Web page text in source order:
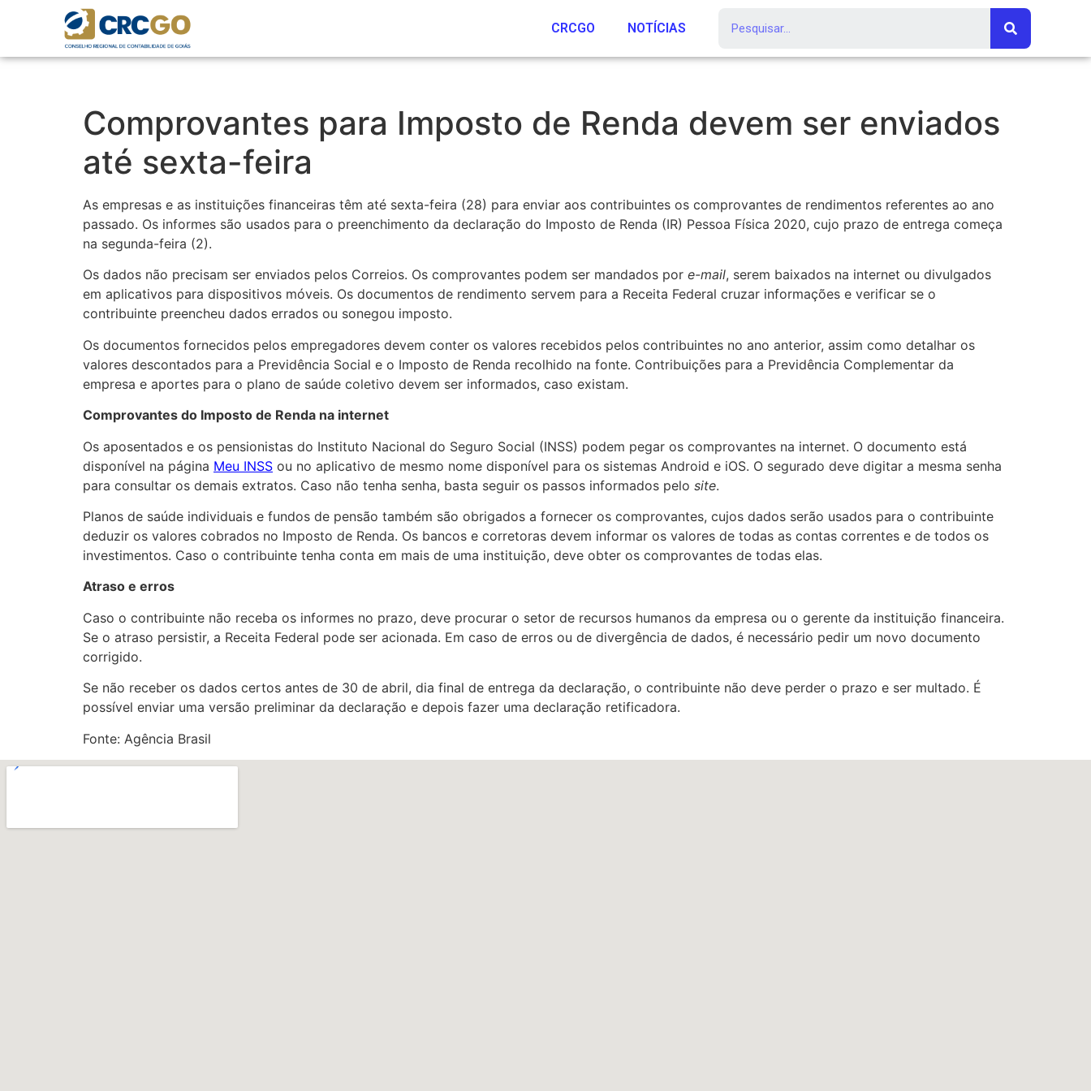
CRCGO NOTÍCIAS
Comprovantes para Imposto de Renda devem ser enviados
até sexta-feira
As empresas e as instituições financeiras têm até sexta-feira (28) para enviar aos contribuintes os comprovantes de rendimentos referentes ao ano
passado. Os informes são usados para o preenchimento da declaração do Imposto de Renda (IR) Pessoa Física 2020, cujo prazo de entrega começa
na segunda-feira (2).
Os dados não precisam ser enviados pelos Correios. Os comprovantes podem ser mandados por e-mail, serem baixados na internet ou divulgados
em aplicativos para dispositivos móveis. Os documentos de rendimento servem para a Receita Federal cruzar informações e verificar se o
contribuinte preencheu dados errados ou sonegou imposto.
Os documentos fornecidos pelos empregadores devem conter os valores recebidos pelos contribuintes no ano anterior, assim como detalhar os
valores descontados para a Previdência Social e o Imposto de Renda recolhido na fonte. Contribuições para a Previdência Complementar da
empresa e aportes para o plano de saúde coletivo devem ser informados, caso existam.
Comprovantes do Imposto de Renda na internet
Os aposentados e os pensionistas do Instituto Nacional do Seguro Social (INSS) podem pegar os comprovantes na internet. O documento está
disponível na página Meu INSS ou no aplicativo de mesmo nome disponível para os sistemas Android e iOS. O segurado deve digitar a mesma senha
para consultar os demais extratos. Caso não tenha senha, basta seguir os passos informados pelo site.
Planos de saúde individuais e fundos de pensão também são obrigados a fornecer os comprovantes, cujos dados serão usados para o contribuinte
deduzir os valores cobrados no Imposto de Renda. Os bancos e corretoras devem informar os valores de todas as contas correntes e de todos os
investimentos. Caso o contribuinte tenha conta em mais de uma instituição, deve obter os comprovantes de todas elas.
Atraso e erros
Caso o contribuinte não receba os informes no prazo, deve procurar o setor de recursos humanos da empresa ou o gerente da instituição financeira.
Se o atraso persistir, a Receita Federal pode ser acionada. Em caso de erros ou de divergência de dados, é necessário pedir um novo documento
corrigido.
Se não receber os dados certos antes de 30 de abril, dia final de entrega da declaração, o contribuinte não deve perder o prazo e ser multado. É
possível enviar uma versão preliminar da declaração e depois fazer uma declaração retificadora.
Fonte: Agência Brasil